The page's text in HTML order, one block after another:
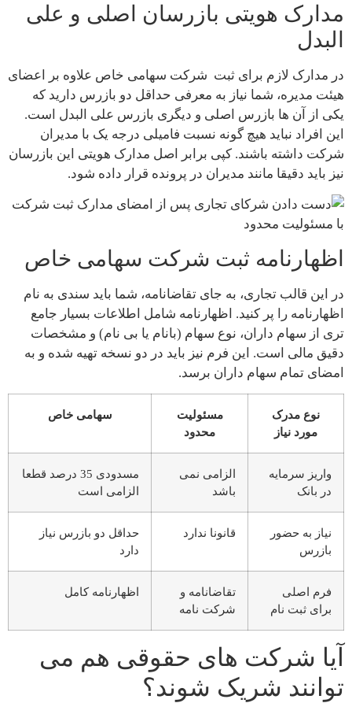
مدارک هویتی بازرسان اصلی و علی
البدل
در مدارک لازم برای ثبت شرکت سهامی خاص علاوه بر اعضای
هیئت مدیره، شما نیاز به معرفی حداقل دو بازرس دارید که
یکی از آن ها بازرس اصلی و دیگری بازرس علی البدل است.
این افراد نباید هیچ گونه نسبت فامیلی درجه یک با مدیران
شرکت داشته باشند. کپی برابر اصل مدارک هویتی این بازرسان
نیز باید دقیقا مانند مدیران در پرونده قرار داده شود.
اظهارنامه ثبت شرکت سهامی خاص
در این قالب تجاری، به جای تقاضانامه، شما باید سندی به نام
اظهارنامه را پر کنید. اظهارنامه شامل اطلاعات بسیار جامع
تری از سهام داران، نوع سهام (بانام یا بی نام) و مشخصات
دقیق مالی است. این فرم نیز باید در دو نسخه تهیه شده و به
امضای تمام سهام داران برسد.
نوع مدرک
مورد نیاز
مسئولیت
محدود
سهامی خاص
واریز سرمایه
در بانک
الزامی نمی
باشد
مسدودی 35 درصد قطعا
الزامی است
نیاز به حضور
بازرس
قانونا ندارد
حداقل دو بازرس نیاز
دارد
فرم اصلی
برای ثبت نام
تقاضانامه و
شرکت نامه
اظهارنامه کامل
آیا شرکت های حقوقی هم می
توانند شریک شوند؟